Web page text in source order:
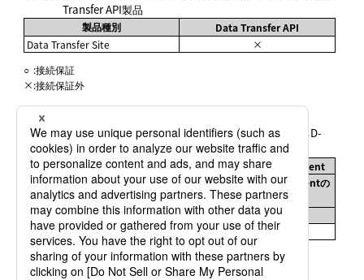
Transfer API製品
製品種別
Data Transfer API
Data Transfer Site
×
○ :接続保証
×:接続保証外
表3.121Data Transfer Site製品と対向転送が保証されているD-
Client製品
製品種別
HULFT-WebConnect D-Client
HULFT-WebConnect D-Clientの
バージョン
Ver.1.0
Data Transfer Site
×
:接続保証
×:接続保証外